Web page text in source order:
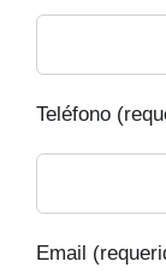
Teléfono
Email